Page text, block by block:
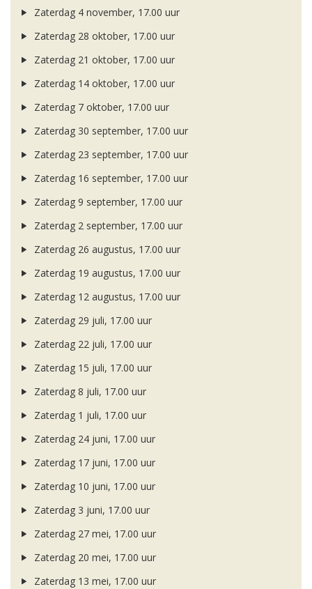
Zaterdag 4 november, 17.00 uur
Zaterdag 28 oktober, 17.00 uur
Zaterdag 21 oktober, 17.00 uur
Zaterdag 14 oktober, 17.00 uur
Zaterdag 7 oktober, 17.00 uur
Zaterdag 30 september, 17.00 uur
Zaterdag 23 september, 17.00 uur
Zaterdag 16 september, 17.00 uur
Zaterdag 9 september, 17.00 uur
Zaterdag 2 september, 17.00 uur
Zaterdag 26 augustus, 17.00 uur
Zaterdag 19 augustus, 17.00 uur
Zaterdag 12 augustus, 17.00 uur
Zaterdag 29 juli, 17.00 uur
Zaterdag 22 juli, 17.00 uur
Zaterdag 15 juli, 17.00 uur
Zaterdag 8 juli, 17.00 uur
Zaterdag 1 juli, 17.00 uur
Zaterdag 24 juni, 17.00 uur
Zaterdag 17 juni, 17.00 uur
Zaterdag 10 juni, 17.00 uur
Zaterdag 3 juni, 17.00 uur
Zaterdag 27 mei, 17.00 uur
Zaterdag 20 mei, 17.00 uur
Zaterdag 13 mei, 17.00 uur